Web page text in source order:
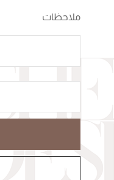
ملاحظات